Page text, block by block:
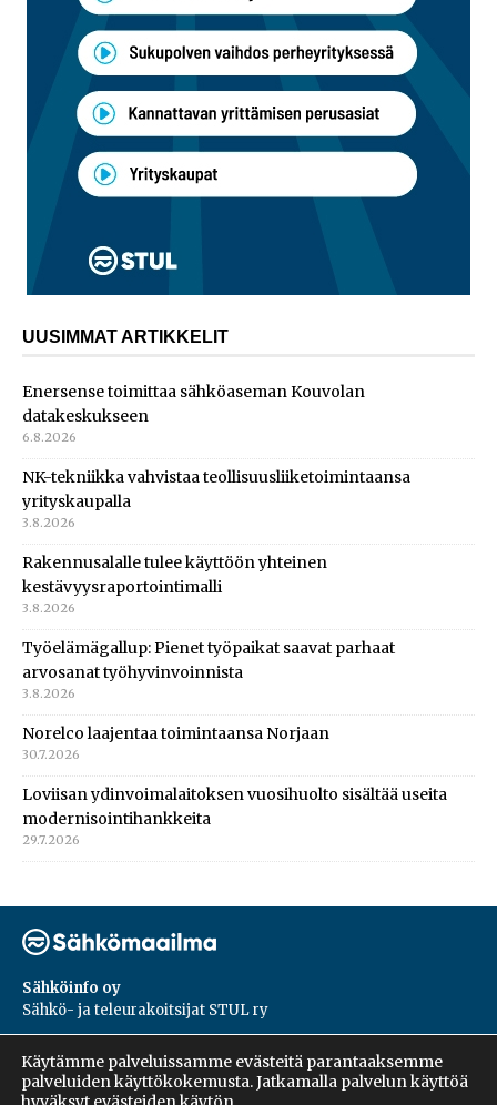
UUSIMMAT ARTIKKELIT
Enersense toimittaa sähköaseman Kouvolan
datakeskukseen
6.8.2026
NK-tekniikka vahvistaa teollisuusliiketoimintaansa
yrityskaupalla
3.8.2026
Rakennusalalle tulee käyttöön yhteinen
kestävyysraportointimalli
3.8.2026
Työelämägallup: Pienet työpaikat saavat parhaat
arvosanat työhyvinvoinnista
3.8.2026
Norelco laajentaa toimintaansa Norjaan
30.7.2026
Loviisan ydinvoimalaitoksen vuosihuolto sisältää useita
modernisointihankkeita
29.7.2026
Sähköinfo oy
Sähkö- ja teleurakoitsijat STUL ry
PL 55, 02601, Espoo
Harakantie 18 B
09 5476 1422
Käytämme palveluissamme evästeitä parantaaksemme
palveluiden käyttökokemusta. Jatkamalla palvelun käyttöä